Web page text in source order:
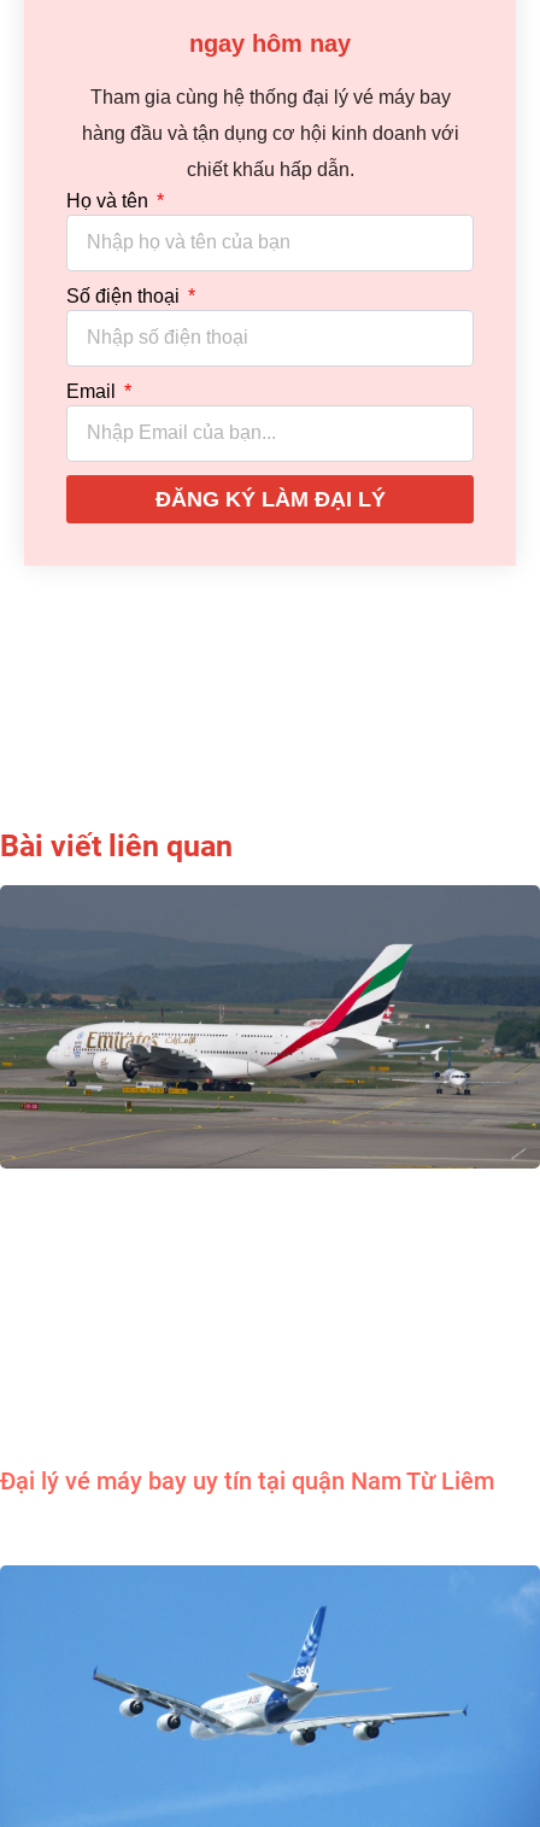
ngay hôm nay
Tham gia cùng hệ thống đại lý vé máy bay
hàng đầu và tận dụng cơ hội kinh doanh với
chiết khấu hấp dẫn.
Họ và tên
Số điện thoại
Email
ĐĂNG KÝ LÀM ĐẠI LÝ
Bài viết liên quan
Đại lý vé máy bay uy tín tại quận Nam Từ Liêm